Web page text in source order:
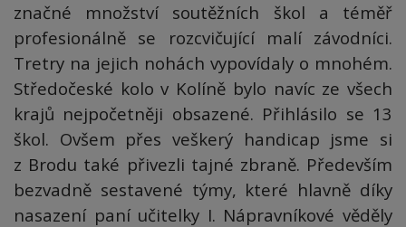
značné množství soutěžních škol a téměř
profesionálně se rozcvičující malí závodníci.
Tretry na jejich nohách vypovídaly o mnohém.
Středočeské kolo v Kolíně bylo navíc ze všech
krajů nejpočetněji obsazené. Přihlásilo se 13
škol. Ovšem přes veškerý handicap jsme si
z Brodu také přivezli tajné zbraně. Především
bezvadně sestavené týmy, které hlavně díky
nasazení paní učitelky I. Nápravníkové věděly